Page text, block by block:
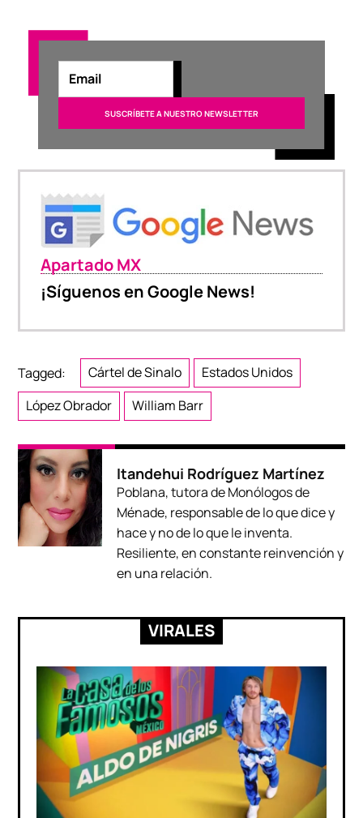
Apartado MX
¡Síguenos en Google News!
Tagged: Cártel de Sinalo
Estados Unidos
López Obrador
William Barr
Itandehui Rodríguez Martínez
Poblana, tutora de Monólogos de
Ménade, responsable de lo que dice y
hace y no de lo que le inventa.
Resiliente, en constante reinvención y
en una relación.
VIRALES